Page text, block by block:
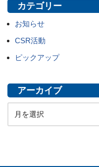
カテゴリー
お知らせ
CSR活動
ピックアップ
アーカイブ